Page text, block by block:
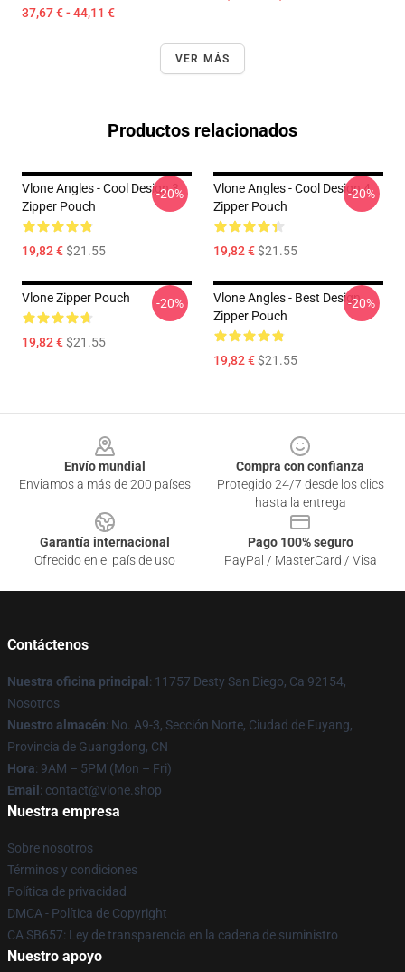
37,67 € - 44,11 €
VER MÁS
Productos relacionados
Vlone Angles - Cool Design 3
Zipper Pouch
19,82 €$21.55
-20%
Vlone Angles - Cool Design 4
Zipper Pouch
19,82 €$21.55
-20%
Vlone Zipper Pouch
19,82 €$21.55
-20%
Vlone Angles - Best Design
Zipper Pouch
19,82 €$21.55
-20%
Envío mundial
Enviamos a más de 200 países
Compra con confianza
Protegido 24/7 desde los clics
hasta la entrega
Garantía internacional
Ofrecido en el país de uso
Pago 100% seguro
PayPal / MasterCard / Visa
Contáctenos
Nuestra oficina principal : 11757 Desty San Diego, Ca 92154,
Nosotros
Nuestro almacén: No. A9-3, Sección Norte, Ciudad de Fuyang,
Provincia de Guangdong, CN
Hora: 9AM – 5PM (Mon – Fri)
Email : contact@vlone.shop
Nuestra empresa
Sobre nosotros
Términos y condiciones
Política de privacidad
DMCA - Política de Copyright
CA SB657: Ley de transparencia en la cadena de suministro
Nuestro apoyo